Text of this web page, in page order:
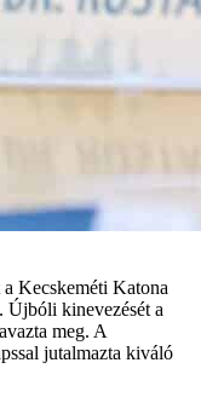
Kecskeméti Katona
Újbóli kinevezését a
meg. A
jutalmazta kiváló